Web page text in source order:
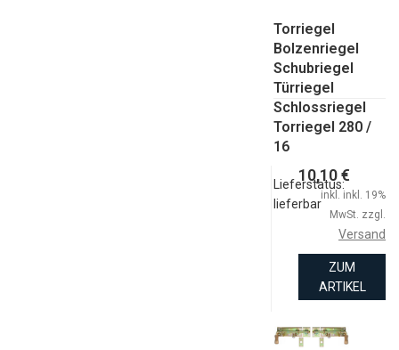
Torriegel
Bolzenriegel
Schubriegel
Türriegel
Schlossriegel
Torriegel 280 /
16
Lieferstatus:
lieferbar
10,10 €
inkl. inkl. 19%
MwSt. zzgl.
Versand
ZUM
ARTIKEL